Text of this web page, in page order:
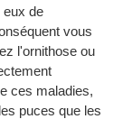
eux de
vous
l'ornithose ou
ces maladies,
puces que les